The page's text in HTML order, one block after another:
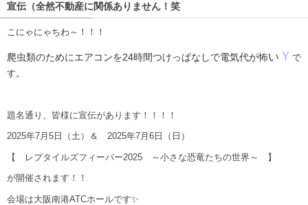
宣伝（全然不動産に関係ありません！笑
こにゃにゃちわ～！！！
爬虫類のためにエアコンを24時間つけっぱなしで電気代が怖い Ｙ で
す。
題名通り、皆様に宣伝があります！！！！
2025年7月5日（土）＆ 2025年7月6日（日）
【 レプタイルズフィーバー2025 ～小さな恐竜たちの世界～ 】
が開催されます！！
会場は大阪南港ATCホールです✨